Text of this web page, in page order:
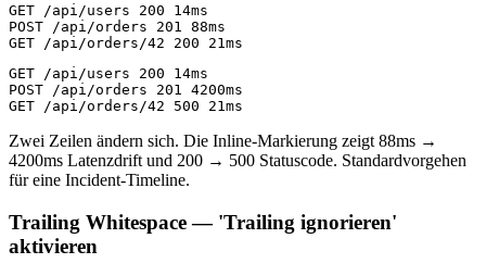
GET /api/users 200 14ms
POST /api/orders 201 88ms
GET /api/orders/42 200 21ms
GET /api/users 200 14ms
POST /api/orders 201 4200ms
GET /api/orders/42 500 21ms
Zwei Zeilen ändern sich. Die Inline-Markierung zeigt 88ms →
4200ms Latenzdrift und 200 → 500 Statuscode. Standardvorgehen
für eine Incident-Timeline.
Trailing Whitespace — 'Trailing ignorieren'
aktivieren